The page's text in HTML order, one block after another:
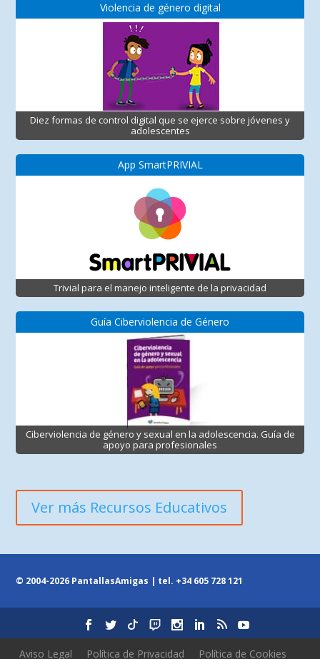
Violencia de género digital
Diez formas de control digital que se ejerce sobre jóvenes y
adolescentes
App SmartPRIVIAL
Trivial para el manejo inteligente de la privacidad
Guía Ciberviolencia de Género
Ciberviolencia de género y sexual en la adolescencia. Guía de
apoyo para profesionales
Ver más Recursos Educativos
© 2004-2026 PantallasAmigas | tel. +34 605 728 121
Aviso Legal Política de Privacidad Política de Cookies